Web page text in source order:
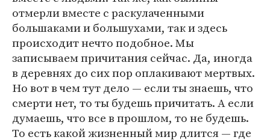
отмерли вместе с раскулаченными
большаками и большухами, так и здесь
происходит нечто подобное. Мы
записываем причитания сейчас. Да, иногда
в деревнях до сих пор оплакивают мертвых.
Но вот в чем тут дело — если ты знаешь, что
смерти нет, то ты будешь причитать. А если
думаешь, что все в прошлом, то не будешь.
То есть какой жизненный мир длится — где